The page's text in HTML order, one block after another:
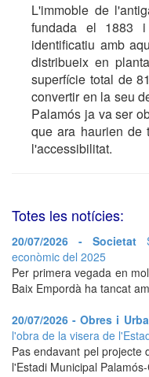
L'immoble de
fundada el 1883
identificatiu amb
distribueix en
superfície total de
convertir en la seu
Palamós ja va ser
que ara haurien de
l'accessibilitat.
Totes les notícies:
20/07/2026 - Societat
econòmic del 2025
Per primera vegada en
Baix Empordà ha tancat
20/07/2026 - Obres i
l'obra de la visera de
Pas endavant pel
l'Estadi Municipal